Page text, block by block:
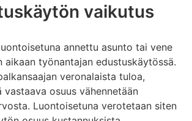
vaikutus
annettu asunto tai vene
aikaan työnantajan edustuskäytössä.
veronalaista tuloa,
osuus vähennetään
Luontoisetuna verotetaan siten